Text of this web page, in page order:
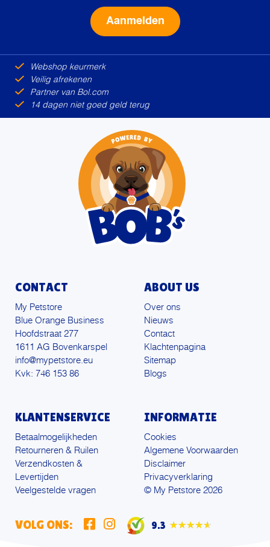
Webshop keurmerk
Veilig afrekenen
Partner van Bol.com
14 dagen niet goed geld terug
CONTACT
My Petstore
Blue Orange Business
Hoofdstraat 277
1611 AG Bovenkarspel
info@mypetstore.eu
Kvk: 746 153 86
ABOUT US
Over ons
Nieuws
Contact
Klachtenpagina
Sitemap
Blogs
KLANTENSERVICE
Betaalmogelijkheden
Retourneren & Ruilen
Verzendkosten &
Levertijden
Veelgestelde vragen
INFORMATIE
Cookies
Algemene Voorwaarden
Disclaimer
Privacyverklaring
© My Petstore 2026
VOLG ONS: 9.3 ★★★★★